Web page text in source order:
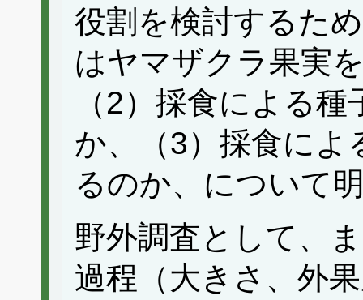
役割を検討するた
はヤマザクラ果実
（2）採食による
か、（3）採食によ
るのか、について
野外調査として、
過程（大きさ、外